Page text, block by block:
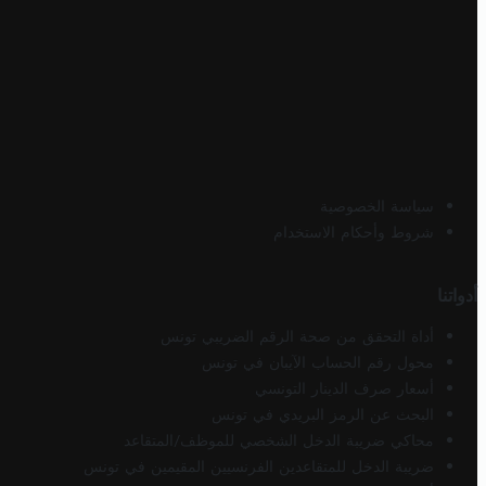
سياسة الخصوصية
شروط وأحكام الاستخدام
أدواتنا
أداة التحقق من صحة الرقم الضريبي تونس
محول رقم الحساب الآيبان في تونس
أسعار صرف الدينار التونسي
البحث عن الرمز البريدي في تونس
محاكي ضريبة الدخل الشخصي للموظف/المتقاعد
ضريبة الدخل للمتقاعدين الفرنسيين المقيمين في تونس